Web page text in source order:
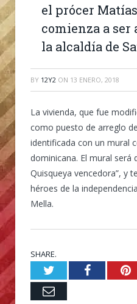
el prócer
comienza a ser
la alcaldía de
BY 12Y2 ON 13 ENERO, 2018
La vivienda, que fue
como puesto de arreglo
identificada con un mural
dominicana. El mural será
Quisqueya vencedora”, y
héroes de la
Mella.
SHARE.
TwitterFacebook
Email